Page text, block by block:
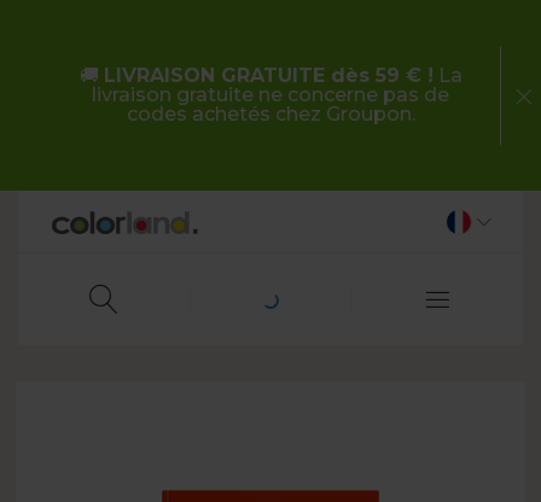
🚚 LIVRAISON GRATUITE dès 59 € ! La
livraison gratuite ne concerne pas de
codes achetés chez Groupon.